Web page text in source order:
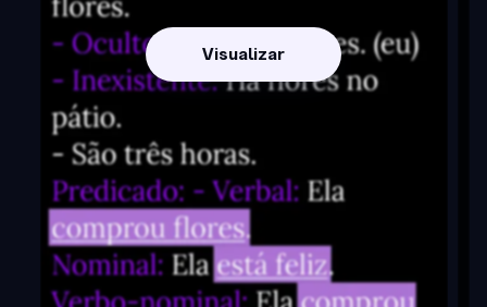
Visualizar